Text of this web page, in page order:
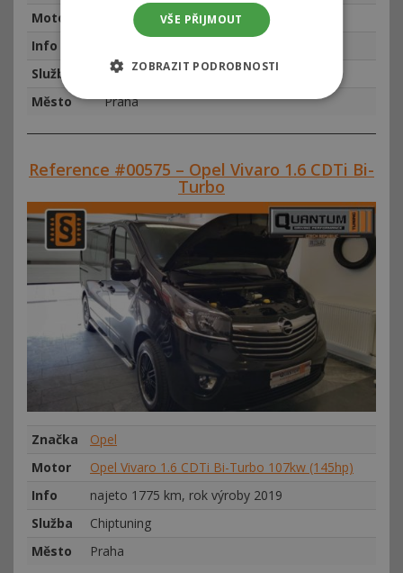
Motor
Opel Insignia 1.5T 121kw 165hp
Info
Služba
Chiptuning
Město
Praha
Reference #00575 – Opel Vivaro 1.6 CDTi Bi-
Turbo
Značka
Opel
Motor
Opel Vivaro 1.6 CDTi Bi-Turbo 107kw (145hp)
Info
najeto 1775 km, rok výroby 2019
Služba
Chiptuning
Město
Praha
VŠE PŘIJMOUT
ZOBRAZIT PODROBNOSTI